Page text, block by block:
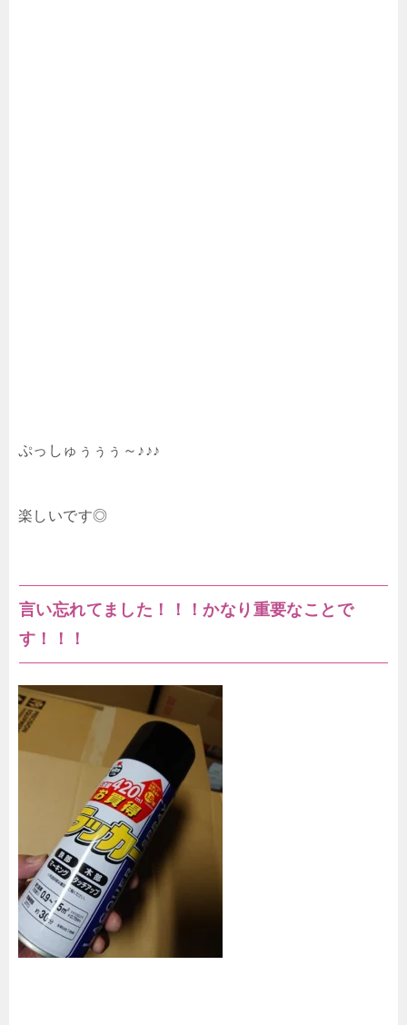
ぷっしゅぅぅぅ～♪♪♪
楽しいです◎
言い忘れてました！！！かなり重要なことで
す！！！